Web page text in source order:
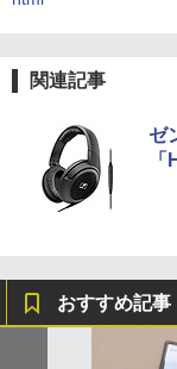
関連記事
ゼ
おすすめ記事